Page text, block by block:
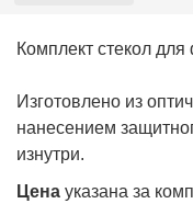
Комплект стекол
Изготовлено из
нанесением
изнутри.
Цена указана за